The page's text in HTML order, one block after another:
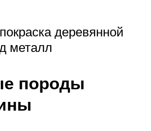
деревянной
металл
породы